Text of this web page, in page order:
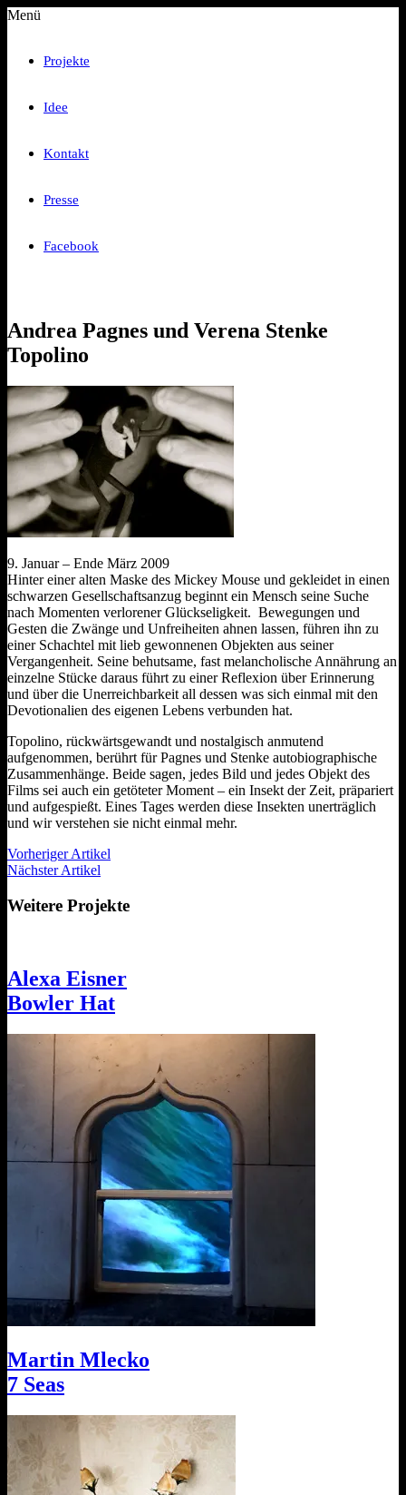
Menü
Projekte
Idee
Kontakt
Presse
Facebook
Andrea Pagnes und Verena Stenke
Topolino
9. Januar – Ende März 2009
Hinter einer alten Maske des Mickey Mouse und gekleidet in einen
schwarzen Gesellschaftsanzug beginnt ein Mensch seine Suche
nach Momenten verlorener Glückseligkeit. Bewegungen und
Gesten die Zwänge und Unfreiheiten ahnen lassen, führen ihn zu
einer Schachtel mit lieb gewonnenen Objekten aus seiner
Vergangenheit. Seine behutsame, fast melancholische Annährung an
einzelne Stücke daraus führt zu einer Reflexion über Erinnerung
und über die Unerreichbarkeit all dessen was sich einmal mit den
Devotionalien des eigenen Lebens verbunden hat.
Topolino, rückwärtsgewandt und nostalgisch anmutend
aufgenommen, berührt für Pagnes und Stenke autobiographische
Zusammenhänge. Beide sagen, jedes Bild und jedes Objekt des
Films sei auch ein getöteter Moment – ein Insekt der Zeit, präpariert
und aufgespießt. Eines Tages werden diese Insekten unerträglich
und wir verstehen sie nicht einmal mehr.
Vorheriger Artikel
Nächster Artikel
Weitere Projekte
Alexa Eisner
Bowler Hat
Martin Mlecko
7 Seas